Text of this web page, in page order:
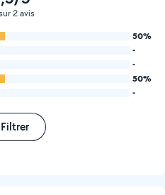
2 avis
50%
-
-
50%
-
Filtrer